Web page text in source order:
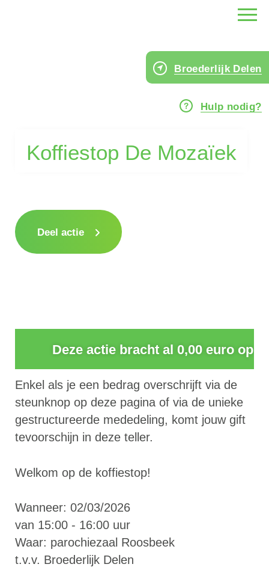
Koffiestop De Mozaïek
Broederlijk Delen
Hulp nodig?
Deel actie
Deze actie bracht al 0,00 euro op
Enkel als je een bedrag overschrijft via de
steunknop op deze pagina of via de unieke
gestructureerde mededeling, komt jouw gift
tevoorschijn in deze teller.
Welkom op de koffiestop!
Wanneer: 02/03/2026
van 15:00 - 16:00 uur
Waar: parochiezaal Roosbeek
t.v.v. Broederlijk Delen